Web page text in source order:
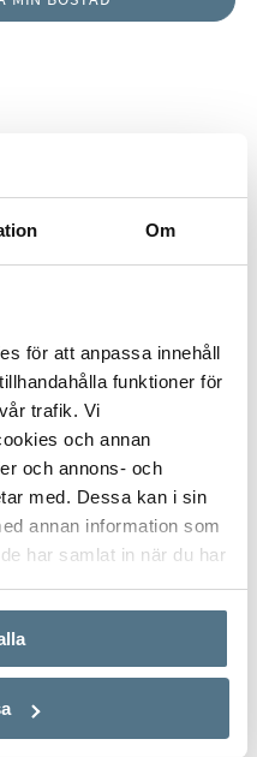
Om
för att anpassa innehåll
funktioner för
trafik. Vi
och annan
och annons- och
med. Dessa kan i sin
annan information som
har samlat in när du har